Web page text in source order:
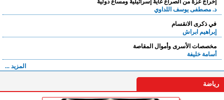
إخراجُ غزةَ من الصراع غايةٌ إسرائيليةٌ ومساع دوليةٌ
د. مصطفى يوسف اللداوي
في ذكرى الانقسام
إبراهيم ابراش
مخصصات الأسرى وأموال المقاصة
أسامة خليفة
المزيد ...
رياضة